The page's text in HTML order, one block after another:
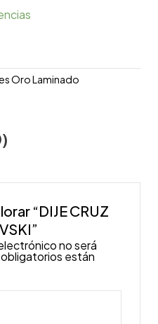
Oro Laminado
“DIJE CRUZ
no será
están